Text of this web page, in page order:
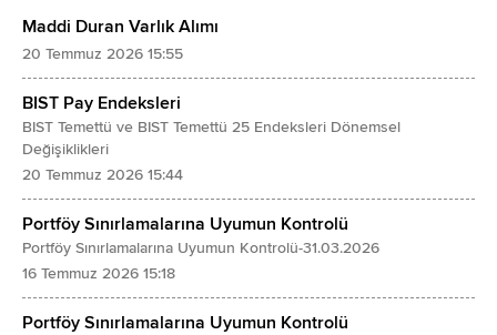
Maddi Duran Varlık Alımı
20 Temmuz 2026 15:55
BIST Pay Endeksleri
BIST Temettü ve BIST Temettü 25 Endeksleri Dönemsel
Değişiklikleri
20 Temmuz 2026 15:44
Portföy Sınırlamalarına Uyumun Kontrolü
Portföy Sınırlamalarına Uyumun Kontrolü-31.03.2026
16 Temmuz 2026 15:18
Portföy Sınırlamalarına Uyumun Kontrolü